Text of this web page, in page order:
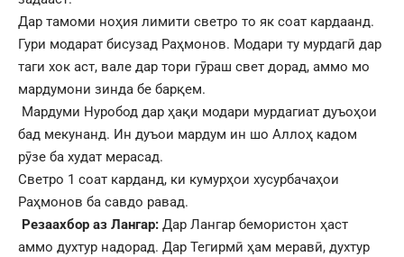
Дар тамоми ноҳия лимити светро то як соат кардаанд.
Гури модарат бисузад Раҳмонов. Модари ту мурдагӣ дар
таги хок аст, вале дар тори гӯраш свет дорад, аммо мо
мардумони зинда бе барқем.
Мардуми Нуробод дар ҳақи модари мурдагиат дуъоҳои
бад мекунанд. Ин дуъои мардум ин шо Аллоҳ кадом
рӯзе ба худат мерасад.
Светро 1 соат карданд, ки кумурҳои хусурбачаҳои
Раҳмонов ба савдо равад.
Резаахбор аз Лангар: Дар Лангар бемористон ҳаст
аммо духтур надорад. Дар Тегирмӣ ҳам меравӣ, духтур